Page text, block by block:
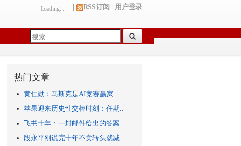
RSS订阅 用户登录
Loading...
热门文章
黄仁勋：马斯克是AI竞赛赢家 ..
苹果迎来历史性交棒时刻：任期..
飞书十年：一封邮件给出的答案
段永平刚说完十年不卖转头就减..